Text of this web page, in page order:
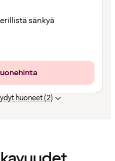
sänkyä
huoneet (2)